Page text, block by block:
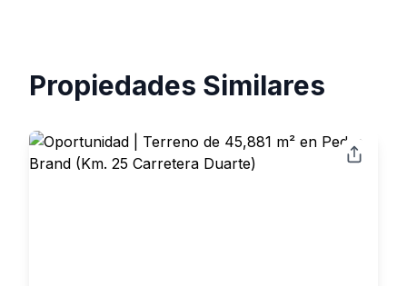
Propiedades Similares